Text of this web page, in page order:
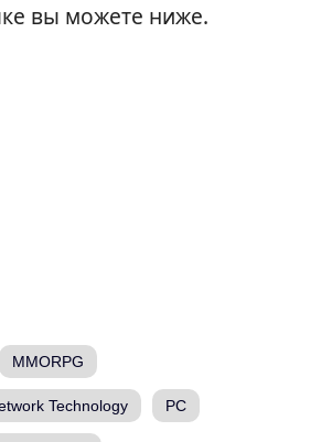
вы можете ниже.
MMORPG
Technology PC